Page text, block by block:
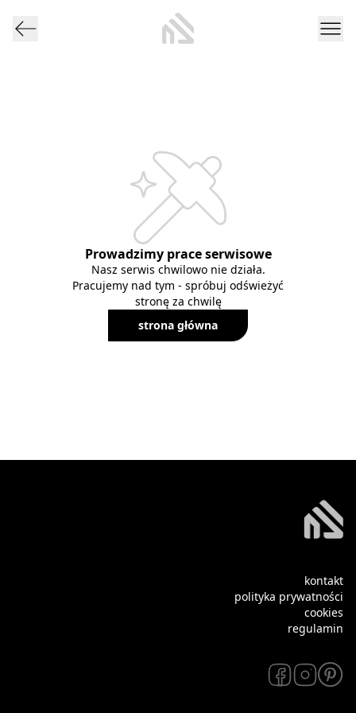
Prowadzimy prace serwisowe
Nasz serwis chwilowo nie działa.
Pracujemy nad tym - spróbuj odświeżyć
stronę za chwilę
strona główna
kontakt
polityka prywatności
cookies
regulamin